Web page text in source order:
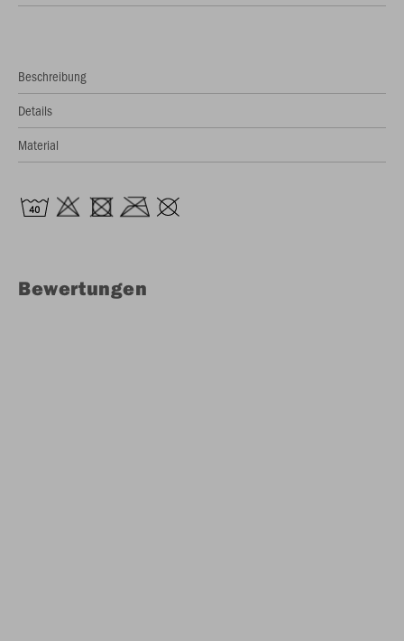
Beschreibung
Details
Material
Bewertungen